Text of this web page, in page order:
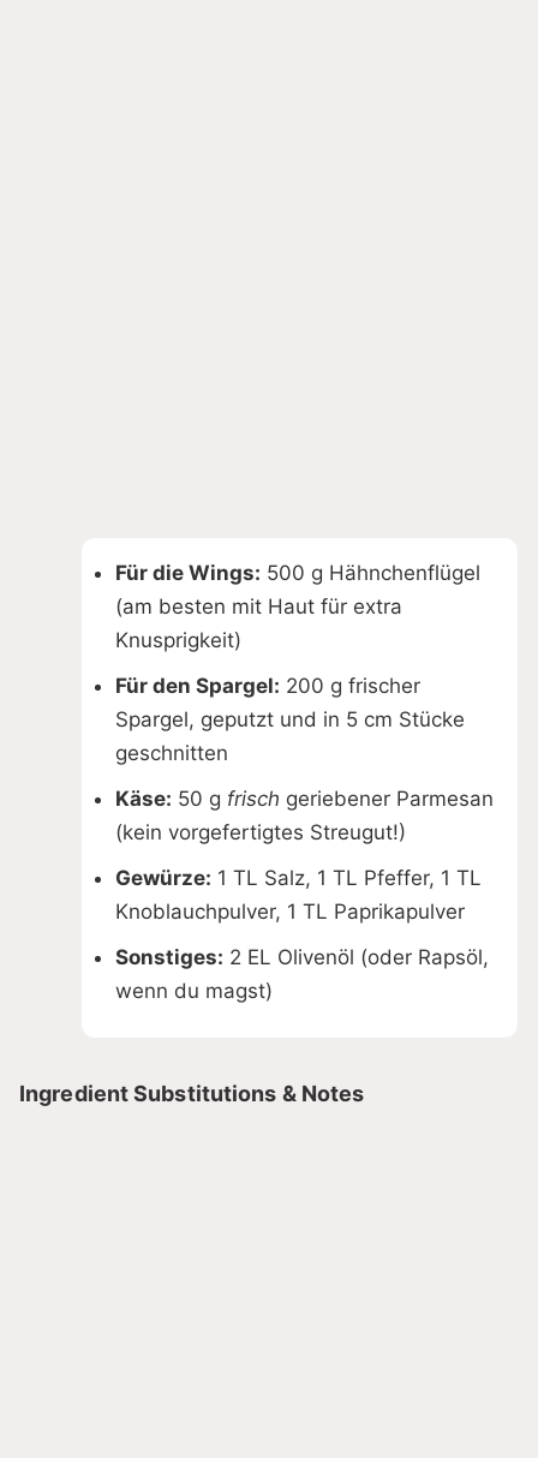
Für die Wings: 500 g Hähnchenflügel
(am besten mit Haut für extra
Knusprigkeit)
Für den Spargel: 200 g frischer
Spargel, geputzt und in 5 cm Stücke
geschnitten
Käse: 50 g frisch geriebener Parmesan
(kein vorgefertigtes Streugut!)
Gewürze: 1 TL Salz, 1 TL Pfeffer, 1 TL
Knoblauchpulver, 1 TL Paprikapulver
Sonstiges: 2 EL Olivenöl (oder Rapsöl,
wenn du magst)
Ingredient Substitutions & Notes